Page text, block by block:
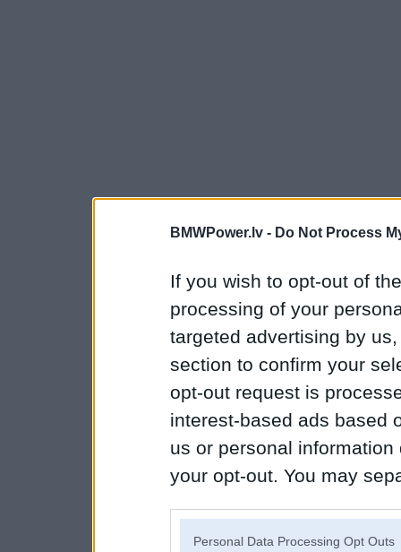
BMWPower.lv - Do Not Process
If you wish to opt-out of
processing of your
targeted advertising by
section to confirm your
opt-out request is
interest-based ads based
us or personal
your opt-out. You may
Personal Data Processing Opt Outs